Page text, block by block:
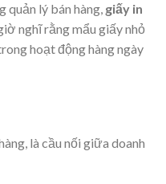
quản lý bán hàng, giấy in
nghĩ rằng mẩu giấy nhỏ
hoạt động hàng ngày
là cầu nối giữa doanh